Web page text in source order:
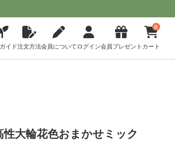
イド注文方法会員について ログイン会員プレゼント
0
カート
大輪花色おまかせミック